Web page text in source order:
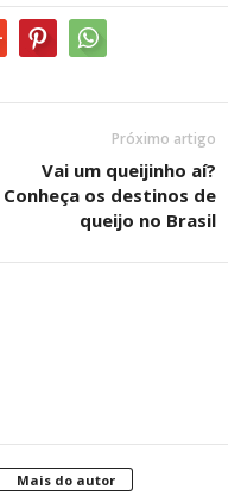
Próximo artigo
Vai um queijinho aí?
Conheça os destinos de
queijo no Brasil
Mais do autor